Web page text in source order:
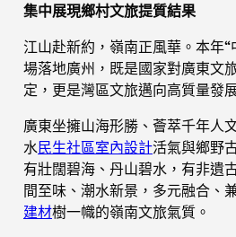
集中展現鄉村文旅提質結果
江山赴新約，嶺南正風華。本年
場落地廣州，既是國家對廣東文
定，更是灣區文旅邁向高質量發
廣東坐擁山海形勝、薈萃千年人
水民生社區室內設計活氣與鄉野
有壯闊碧海、丹山碧水，有非遺
間至味、潮水新景，多元融合、
建材樹一幟的嶺南文旅氣質。